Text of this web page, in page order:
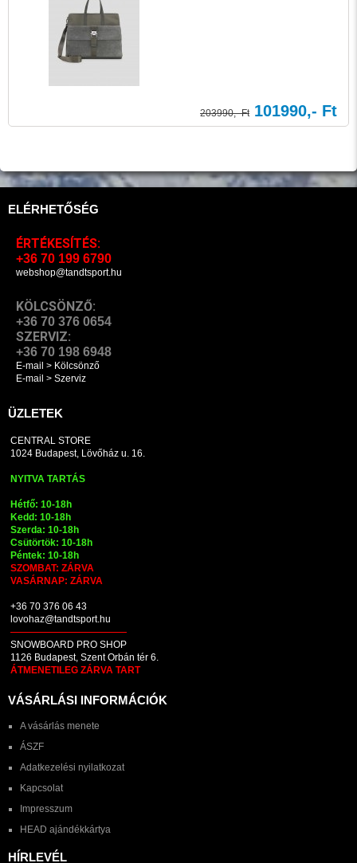
203990,- Ft 101990,- Ft
ELÉRHETŐSÉG
ÉRTÉKESÍTÉS:
+36 70 199 6790
webshop@tandtsport.hu
KÖLCSÖNZŐ:
+36 70 376 0654
SZERVIZ:
+36 70 198 6948
E-mail > Kölcsönző
E-mail > Szerviz
ÜZLETEK
CENTRAL STORE
1024 Budapest, Lövőház u. 16.
NYITVA TARTÁS
Hétfő: 10-18h
Kedd: 10-18h
Szerda: 10-18h
Csütörtök: 10-18h
Péntek: 10-18h
SZOMBAT: ZÁRVA
VASÁRNAP: ZÁRVA
+36 70 376 06 43
lovohaz@tandtsport.hu
SNOWBOARD PRO SHOP
1126 Budapest, Szent Orbán tér 6.
ÁTMENETILEG ZÁRVA TART
VÁSÁRLÁSI INFORMÁCIÓK
A vásárlás menete
ÁSZF
Adatkezelési nyilatkozat
Kapcsolat
Impresszum
HEAD ajándékkártya
HÍRLEVÉL